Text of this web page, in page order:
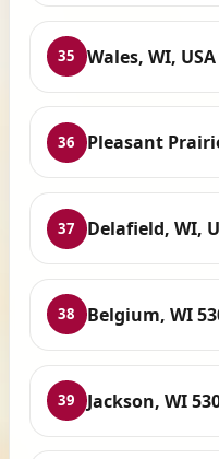
35 Wales, WI, USA
36 Pleasant
37 Delafield, WI,
38 Belgium, WI
39 Jackson, WI